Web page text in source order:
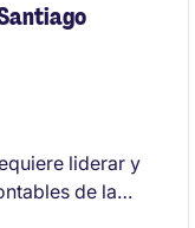
liderar y
de la